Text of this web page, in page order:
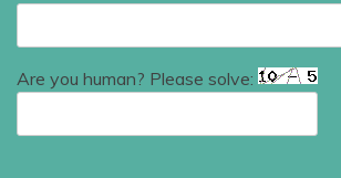
Are you human? Please solve: